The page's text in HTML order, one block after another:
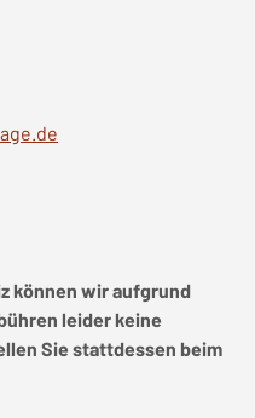
können wir aufgrund
leider keine
Sie stattdessen beim